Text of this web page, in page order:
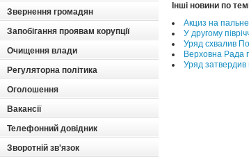
Звернення громадян
Запобігання проявам корупції
Очищення влади
Регуляторна політика
Оголошення
Вакансії
Телефонний довідник
Зворотній зв'язок
Інші новини по
Акциз на
У другому
Уряд схвалив
Верховна Рада
Уряд затвердив